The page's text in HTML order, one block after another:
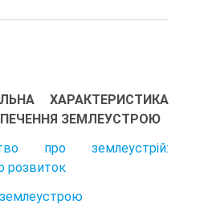
ХАРАКТЕРИСТИКА
ЗЕМЛЕУСТРОЮ
про землеустрій:
розвиток
землеустрою